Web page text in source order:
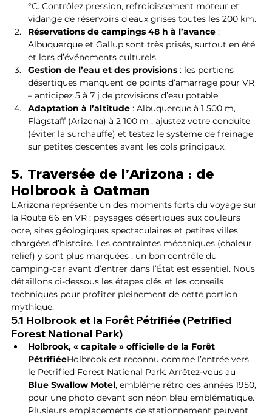
°C. Contrôlez pression, refroidissement moteur et
vidange de réservoirs d’eaux grises toutes les 200 km.
Réservations de campings 48 h à l’avance :
Albuquerque et Gallup sont très prisés, surtout en été
et lors d’événements culturels.
Gestion de l’eau et des provisions : les portions
désertiques manquent de points d’amarrage pour VR
– anticipez 5 à 7 j de provisions d’eau potable.
Adaptation à l’altitude : Albuquerque à 1 500 m,
Flagstaff (Arizona) à 2 100 m ; ajustez votre conduite
(éviter la surchauffe) et testez le système de freinage
sur petites descentes avant les cols principaux.
5. Traversée de l’Arizona : de
Holbrook à Oatman
L’Arizona représente un des moments forts du voyage sur
la Route 66 en VR : paysages désertiques aux couleurs
ocre, sites géologiques spectaculaires et petites villes
chargées d’histoire. Les contraintes mécaniques (chaleur,
relief) y sont plus marquées ; un bon contrôle du
camping-car avant d’entrer dans l’État est essentiel. Nous
détaillons ci-dessous les étapes clés et les conseils
techniques pour profiter pleinement de cette portion
mythique.
5.1 Holbrook et la Forêt Pétrifiée (Petrified
Forest National Park)
Holbrook, « capitale » officielle de la Forêt
PétrifiéeHolbrook est reconnu comme l’entrée vers
le Petrified Forest National Park. Arrêtez-vous au
Blue Swallow Motel, emblème rétro des années 1950,
pour une photo devant son néon bleu emblématique.
Plusieurs emplacements de stationnement peuvent